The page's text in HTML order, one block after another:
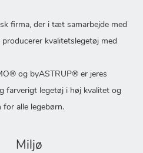
firma, der i tæt samarbejde med
kvalitetslegetøj med
og byASTRUP® er jeres
farverigt legetøj i høj kvalitet og
alle legebørn.
Miljø